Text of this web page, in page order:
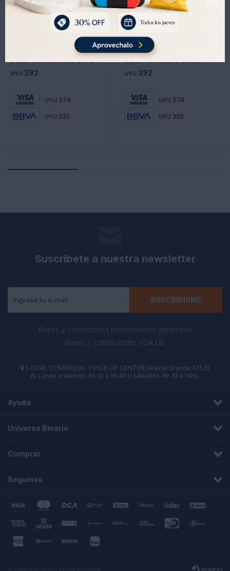
Calza Térmica Knex Corta Ctc-ng - NEGRO
UYU 392
UYU 274
UYU 333
Calza Termica Knex Corta Ctc-bl - BLANCO
UYU 392
UYU 274
UYU 333
Suscríbete a nuestra newsletter
SUSCRIBIRME
Bases y condiciones promociones generales
Bases y condiciones VISA UB
 LOCAL COMERCIAL Y PICK UP CENTER (Arenal Grande 1763)
 Lunes a viernes de 10 a 18.45 y sábados de 10 a 14hs.
Ayuda
Universo Binario
Comprar
Seguinos